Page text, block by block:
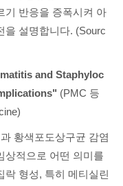
기 반응을 증폭시켜 아
을 설명합니다. (Sourc
and Staphyloc
(PMC 등
황색포도상구균 감염
상적으로 어떤 의미를
락 형성, 특히 메티실린